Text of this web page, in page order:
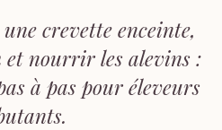
crevette enceinte,
nourrir les alevins :
à pas pour éleveurs